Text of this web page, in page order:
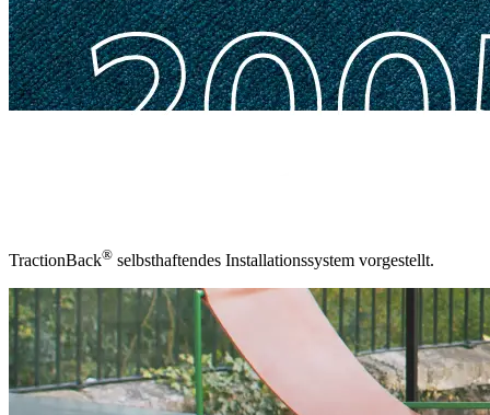
TractionBack® selbsthaftendes Installationssystem vorgestellt.